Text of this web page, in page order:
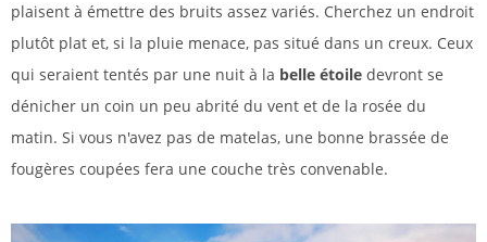
plaisent à émettre des bruits assez variés. Cherchez un endroit
plutôt plat et, si la pluie menace, pas situé dans un creux. Ceux
qui seraient tentés par une nuit à la belle étoile devront se
dénicher un coin un peu abrité du vent et de la rosée du
matin. Si vous n'avez pas de matelas, une bonne brassée de
fougères coupées fera une couche très convenable.